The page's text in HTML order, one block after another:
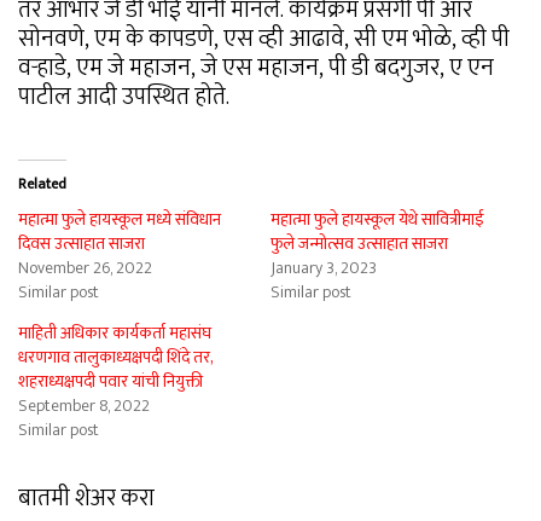
तर आभार जे डी भोई यांनी मानले. कार्यक्रम प्रसंगी पी आर
सोनवणे, एम के कापडणे, एस व्ही आढावे, सी एम भोळे, व्ही पी
वऱ्हाडे, एम जे महाजन, जे एस महाजन, पी डी बदगुजर, ए एन
पाटील आदी उपस्थित होते.
Related
महात्मा फुले हायस्कूल मध्ये संविधान
दिवस उत्साहात साजरा
November 26, 2022
Similar post
महात्मा फुले हायस्कूल येथे सावित्रीमाई
फुले जन्मोत्सव उत्साहात साजरा
January 3, 2023
Similar post
माहिती अधिकार कार्यकर्ता महासंघ
धरणगाव तालुकाध्यक्षपदी शिंदे तर,
शहराध्यक्षपदी पवार यांची नियुक्ती
September 8, 2022
Similar post
बातमी शेअर करा